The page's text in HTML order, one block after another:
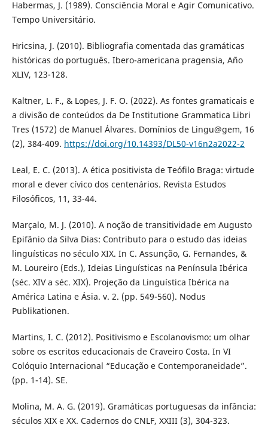
Habermas, J. (1989). Consciência Moral e Agir Comunicativo.
Tempo Universitário.
Hricsina, J. (2010). Bibliografia comentada das gramáticas
históricas do português. Ibero-americana pragensia, Año
XLIV, 123-128.
Kaltner, L. F., & Lopes, J. F. O. (2022). As fontes gramaticais e
a divisão de conteúdos da De Institutione Grammatica Libri
Tres (1572) de Manuel Álvares. Domínios de Lingu@gem, 16
(2), 384-409. https://doi.org/10.14393/DL50-v16n2a2022-2
Leal, E. C. (2013). A ética positivista de Teófilo Braga: virtude
moral e dever cívico dos centenários. Revista Estudos
Filosóficos, 11, 33-44.
Marçalo, M. J. (2010). A noção de transitividade em Augusto
Epifânio da Silva Dias: Contributo para o estudo das ideias
linguísticas no século XIX. In C. Assunção, G. Fernandes, &
M. Loureiro (Eds.), Ideias Linguísticas na Península Ibérica
(séc. XIV a séc. XIX). Projeção da Linguística Ibérica na
América Latina e Ásia. v. 2. (pp. 549-560). Nodus
Publikationen.
Martins, I. C. (2012). Positivismo e Escolanovismo: um olhar
sobre os escritos educacionais de Craveiro Costa. In VI
Colóquio Internacional “Educação e Contemporaneidade”.
(pp. 1-14). SE.
Molina, M. A. G. (2019). Gramáticas portuguesas da infância:
séculos XIX e XX. Cadernos do CNLF, XXIII (3), 304-323.